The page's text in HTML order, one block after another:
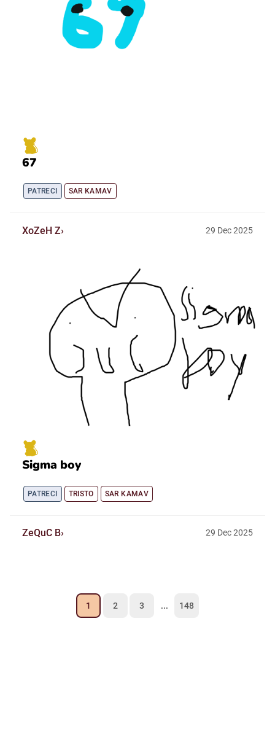
67
PATRECI SAR KAMAV
XoZeH Z 29 Dec2025
Sigma boy
PATRECI TRISTO SAR KAMAV
ZeQuC B 29 Dec2025
1 2 3 ... 148